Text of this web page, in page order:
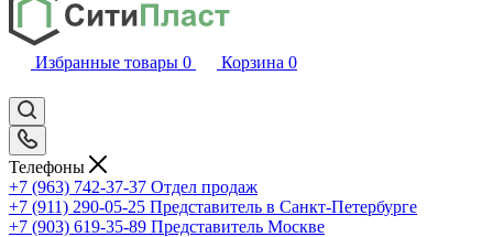
Избранные товары 0 Корзина 0
Телефоны
+7 (963) 742-37-37 Отдел продаж
+7 (911) 290-05-25 Представитель в Санкт-Петербурге
+7 (903) 619-35-89 Представитель Москве